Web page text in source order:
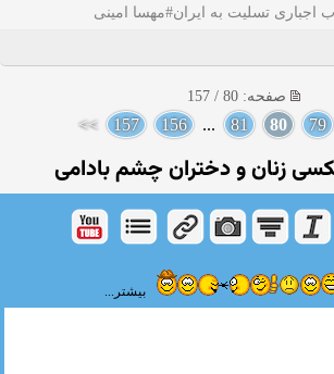
اجباری تسلیت به ایران#مهسا امینی
صفحه: 80 / 157
79
80
81
...
156
157
>>
زنان و دختران چشم بادامی
بیشتر...